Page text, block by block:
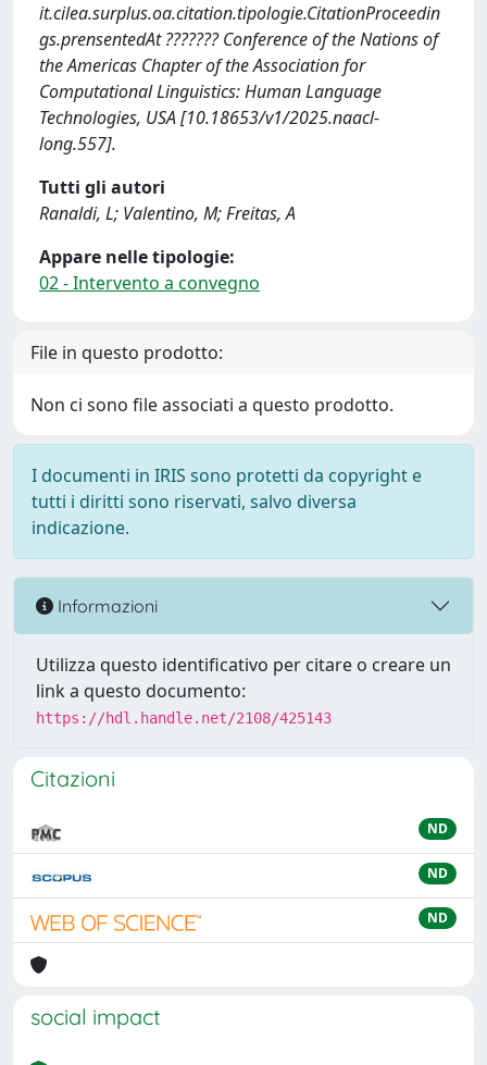
it.cilea.surplus.oa.citation.tipologie.CitationProceedin
gs.prensentedAt ??????? Conference of the Nations of
the Americas Chapter of the Association for
Computational Linguistics: Human Language
Technologies, USA [10.18653/v1/2025.naacl-
long.557].
Tutti gli autori
Ranaldi, L; Valentino, M; Freitas, A
Appare nelle tipologie:
02 - Intervento a convegno
File in questo prodotto:
Non ci sono file associati a questo prodotto.
I documenti in IRIS sono protetti da copyright e
tutti i diritti sono riservati, salvo diversa
indicazione.
Informazioni
Utilizza questo identificativo per citare o creare un
link a questo documento:
https://hdl.handle.net/2108/425143
Citazioni
ND
ND
ND
social impact